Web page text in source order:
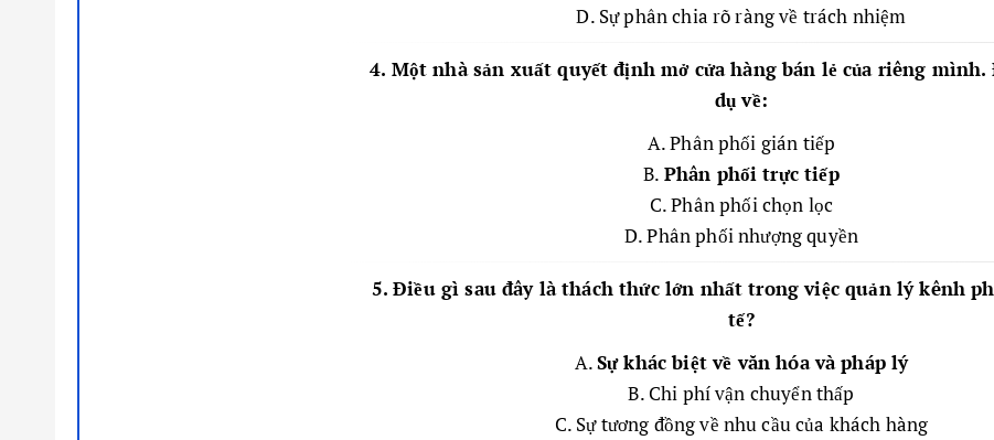
D. Sự phân chia rõ ràng về trách nhiệm
4. Một nhà sản xuất quyết định mở cửa hàng bán lẻ của riêng
dụ về:
A. Phân phối gián tiếp
B. Phân phối trực tiếp
C. Phân phối chọn lọc
D. Phân phối nhượng quyền
5. Điều gì sau đây là thách thức lớn nhất trong việc quản lý kênh
tế?
A.Sự khác biệt về văn hóa và pháp lý
B. Chi phí vận chuyển thấp
C. Sự tương đồng về nhu cầu của khách hàng